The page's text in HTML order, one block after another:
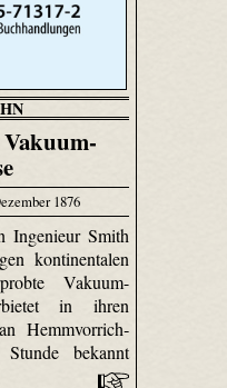
1876
Ingenieur Smith
kontinentalen
Vakuum-
in ihren
Hemm­vorrich­
bekannt